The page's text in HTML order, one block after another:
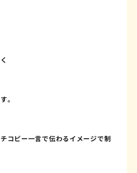
。
コピー一言で伝わるイメージで制